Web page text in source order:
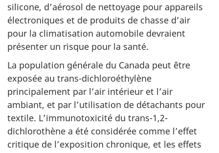
silicone, d’aérosol de nettoyage pour appareils
électroniques et de produits de chasse d’air
pour la climatisation automobile devraient
présenter un risque pour la santé.
La population générale du Canada peut être
exposée au trans-dichloroéthylène
principalement par l’air intérieur et l’air
ambiant, et par l’utilisation de détachants pour
textile. L’immunotoxicité du trans-1,2-
dichlorothène a été considérée comme l’effet
critique de l’exposition chronique, et les effets